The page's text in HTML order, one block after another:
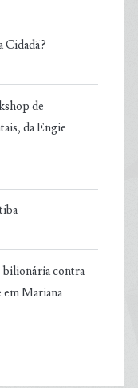
Cidadã?
de
da Engie
bilionária contra
em Mariana